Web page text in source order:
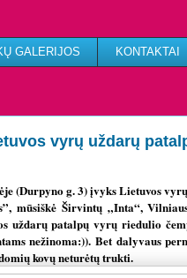
GALERIJOS KONTAKTAI
vyrų uždarų
(Durpyno g. 3) įvyks Lietuvos
mūsiškė Širvintų „Inta“,
patalpų vyrų riedulio
nežinoma:)). Bet dalyvaus
kovų neturėtų trukti.